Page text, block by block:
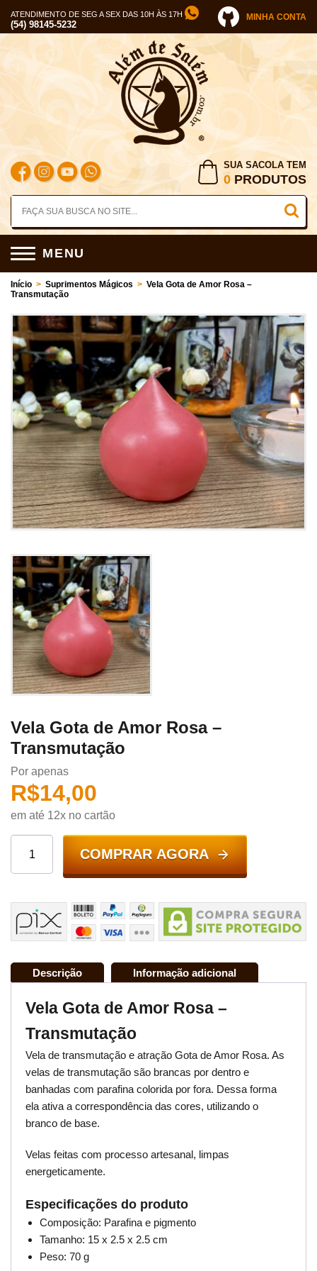
ATENDIMENTO DE SEG A SEX DAS 10H ÀS 17H
(54) 98145-5232
MINHA CONTA
SUA SACOLA TEM
0 PRODUTOS
MENU
Início > Suprimentos Mágicos > Vela Gota de Amor Rosa –
Transmutação
Vela Gota de Amor Rosa –
Transmutação
Por apenas
R$14,00
em até 12x no cartão
COMPRAR AGORA
Descrição Informação adicional
Vela Gota de Amor Rosa –
Transmutação
Vela de transmutação e atração Gota de Amor Rosa. As
velas de transmutação são brancas por dentro e
banhadas com parafina colorida por fora. Dessa forma
ela ativa a correspondência das cores, utilizando o
branco de base.
Velas feitas com processo artesanal, limpas
energeticamente.
Especificações do produto
Composição: Parafina e pigmento
Tamanho: 15 x 2.5 x 2.5 cm
Peso: 70 g